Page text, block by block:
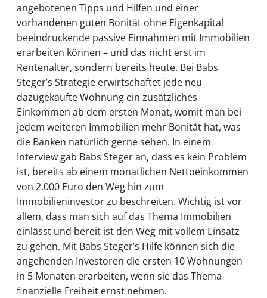
angebotenen Tipps und Hilfen und einer
vorhandenen guten Bonität ohne Eigenkapital
beeindruckende passive Einnahmen mit Immobilien
erarbeiten können – und das nicht erst im
Rentenalter, sondern bereits heute. Bei Babs
Steger’s Strategie erwirtschaftet jede neu
dazugekaufte Wohnung ein zusätzliches
Einkommen ab dem ersten Monat, womit man bei
jedem weiteren Immobilien mehr Bonität hat, was
die Banken natürlich gerne sehen. In einem
Interview gab Babs Steger an, dass es kein Problem
ist, bereits ab einem monatlichen Nettoeinkommen
von 2.000 Euro den Weg hin zum
Immobilieninvestor zu beschreiten. Wichtig ist vor
allem, dass man sich auf das Thema Immobilien
einlässt und bereit ist den Weg mit vollem Einsatz
zu gehen. Mit Babs Steger’s Hilfe können sich die
angehenden Investoren die ersten 10 Wohnungen
in 5 Monaten erarbeiten, wenn sie das Thema
finanzielle Freiheit ernst nehmen.